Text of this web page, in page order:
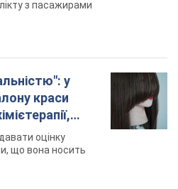
з пасажирами
у
краси
Фотооцінку
що вона носить